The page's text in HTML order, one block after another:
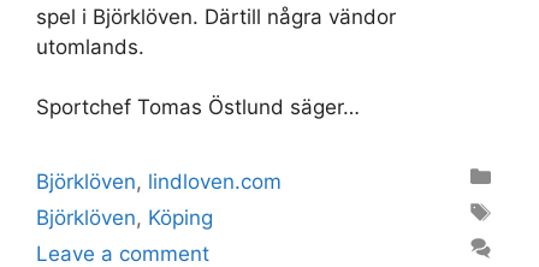
spel i Björklöven. Därtill några vändor
utomlands.
Sportchef Tomas Östlund säger…
Categories
Björklöven, lindloven.com
Tags
Björklöven, Köping
Leave a comment